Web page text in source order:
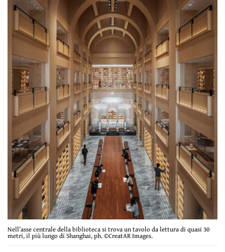
Nell’asse centrale della biblioteca si trova un tavolo da lettura di quasi 30
metri, il più lungo di Shanghai, ph. ©CreatAR Images.